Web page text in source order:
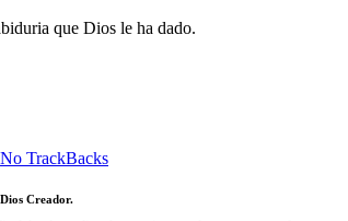
que Dios le ha dado.
No TrackBacks
Creador.